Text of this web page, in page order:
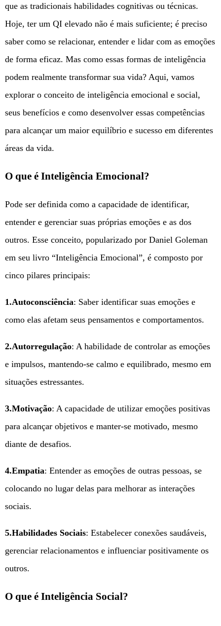
que as tradicionais habilidades cognitivas ou técnicas.
Hoje, ter um QI elevado não é mais suficiente; é preciso
saber como se relacionar, entender e lidar com as emoções
de forma eficaz. Mas como essas formas de inteligência
podem realmente transformar sua vida? Aqui, vamos
explorar o conceito de inteligência emocional e social,
seus benefícios e como desenvolver essas competências
para alcançar um maior equilíbrio e sucesso em diferentes
áreas da vida.
O que é Inteligência Emocional?
Pode ser definida como a capacidade de identificar,
entender e gerenciar suas próprias emoções e as dos
outros. Esse conceito, popularizado por Daniel Goleman
em seu livro “Inteligência Emocional”, é composto por
cinco pilares principais:
1.Autoconsciência: Saber identificar suas emoções e
como elas afetam seus pensamentos e comportamentos.
2.Autorregulação: A habilidade de controlar as emoções
e impulsos, mantendo-se calmo e equilibrado, mesmo em
situações estressantes.
3.Motivação: A capacidade de utilizar emoções positivas
para alcançar objetivos e manter-se motivado, mesmo
diante de desafios.
4.Empatia: Entender as emoções de outras pessoas, se
colocando no lugar delas para melhorar as interações
sociais.
5.Habilidades Sociais: Estabelecer conexões saudáveis,
gerenciar relacionamentos e influenciar positivamente os
outros.
O que é Inteligência Social?